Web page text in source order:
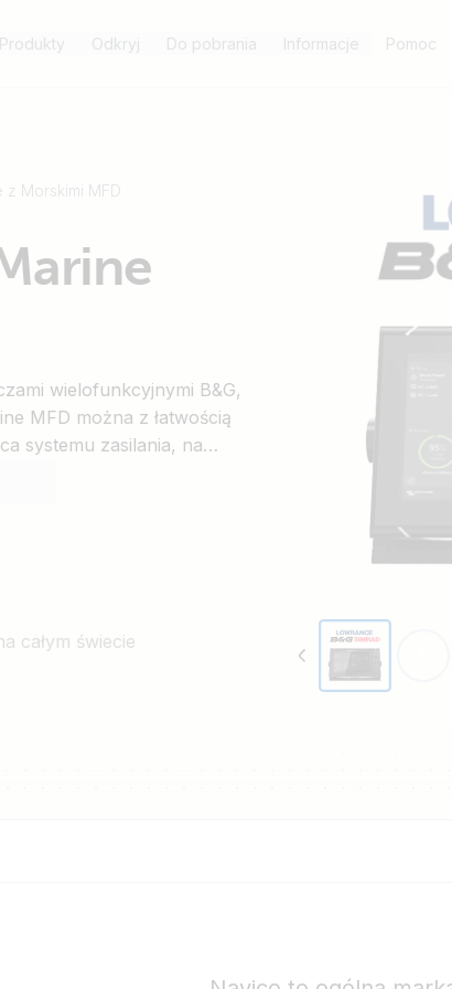
Produkty Odkryj Do pobrania Informacje Pomoc
z Morskimi MFD
wielofunkcyjnymi B&G,
MFD można z łatwością
systemu zasilania, na
GX. Po podłączeniu
można wykorzystać
całym świecie